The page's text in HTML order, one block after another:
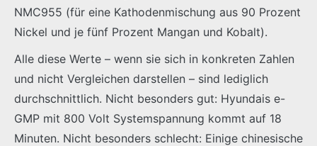
NMC955 (für eine Kathodenmischung aus 90 Prozent
Nickel und je fünf Prozent Mangan und Kobalt).
Alle diese Werte – wenn sie sich in konkreten Zahlen
und nicht Vergleichen darstellen – sind lediglich
durchschnittlich. Nicht besonders gut: Hyundais e-
GMP mit 800 Volt Systemspannung kommt auf 18
Minuten. Nicht besonders schlecht: Einige chinesische